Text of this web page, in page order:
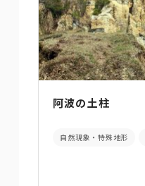
阿波の土柱
自然現象・特殊地形